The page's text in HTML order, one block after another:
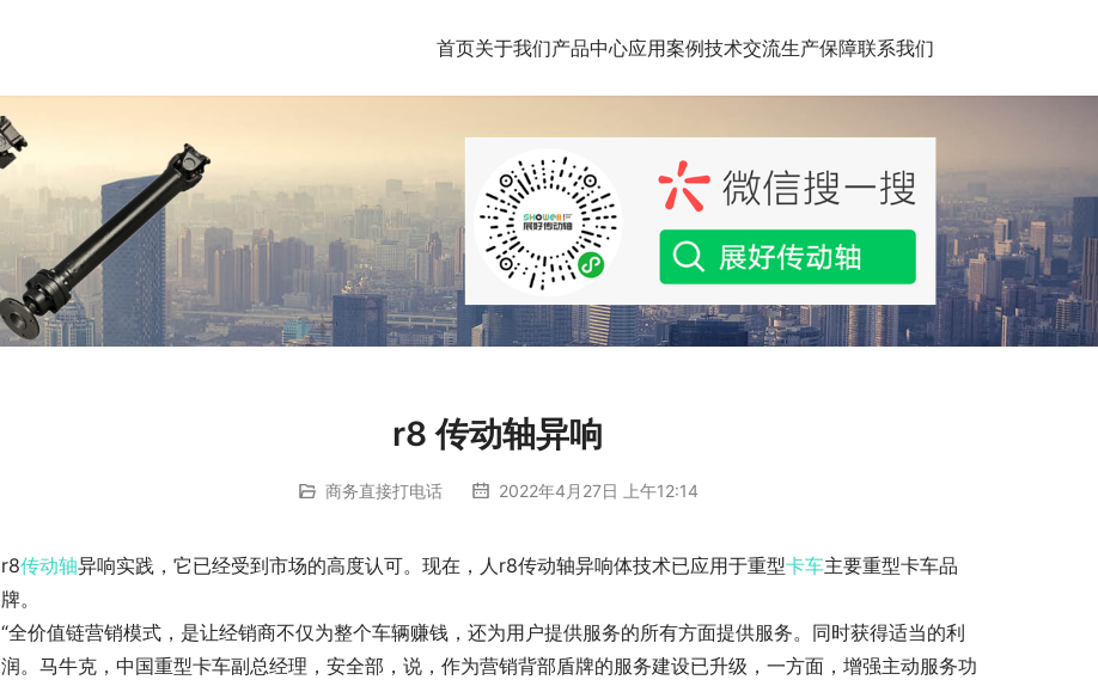
首页关于我们产品中心应用案例技术交流生产保障联系我们
r8 传动轴异响
商务直接打电话 2022年4月27日 上午12:14
r8传动轴异响实践，它已经受到市场的高度认可。现在，人r8传动轴异响体技术已应用于重型卡车主要重型卡车品
牌。
“全价值链营销模式，是让经销商不仅为整个车辆赚钱，还为用户提供服务的所有方面提供服务。同时获得适当的利
润。马牛克，中国重型卡车副总经理，安全部，说，作为营销背部盾牌的服务建设已升级，一方面，增强主动服务功